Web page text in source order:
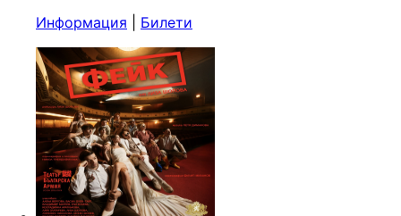
Информация
Билети